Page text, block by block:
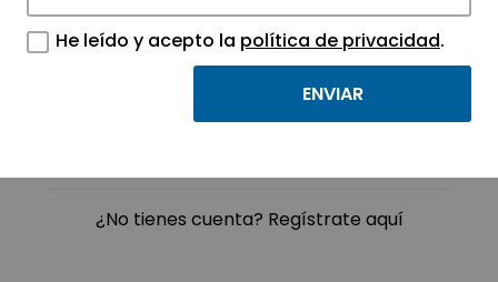
INICIAR SESIÓN
¿No tienes cuenta? Regístrate aquí
He leído y acepto la política de privacidad.